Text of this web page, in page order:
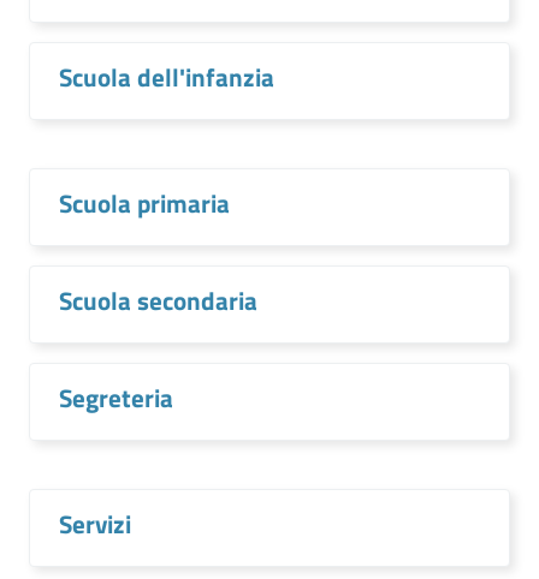
Scuola dell'infanzia
Scuola primaria
Scuola secondaria
Segreteria
Servizi